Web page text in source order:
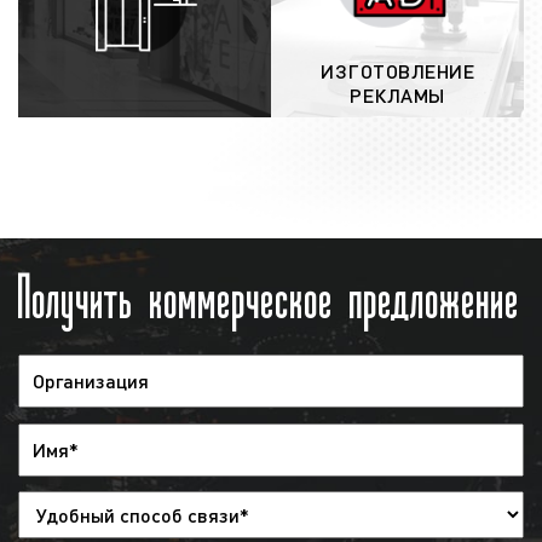
почте, а оригиналы – по почте России или
курьером;
выход рекламы на радио:после
заключения договора и проведения
рекламы. При необходимости заказчик
может дать распоряжения, чтобы
рекламный ролик был снят с эфира, но
денежные средства при этом заказчику
предоставление отчета: после окончания
рекламной кампании заказчику
предоставляется в видеэфирной
справки. Также в качестве
ИЗГОТОВЛЕНИЕ
РЕКЛАМЫ
Получить коммерческое предложение